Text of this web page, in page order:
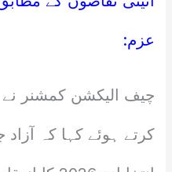
عزم:
چیف الیکشن کمشنر نے
کرتے ہوئے کہا کہ